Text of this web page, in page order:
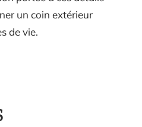
un coin extérieur
de vie.